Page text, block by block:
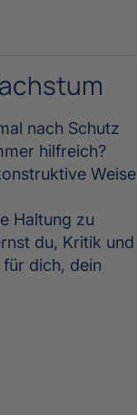
nach Schutz
hilfreich?
Weise
Haltung zu
du, Kritik und
dich, dein